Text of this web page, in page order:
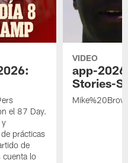
el 87 Day.
y
prácticas
de
cuenta lo
VIDEO
app-
Stories-